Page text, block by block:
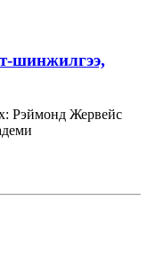
шинжилгээ,
Рэймонд Жервейс